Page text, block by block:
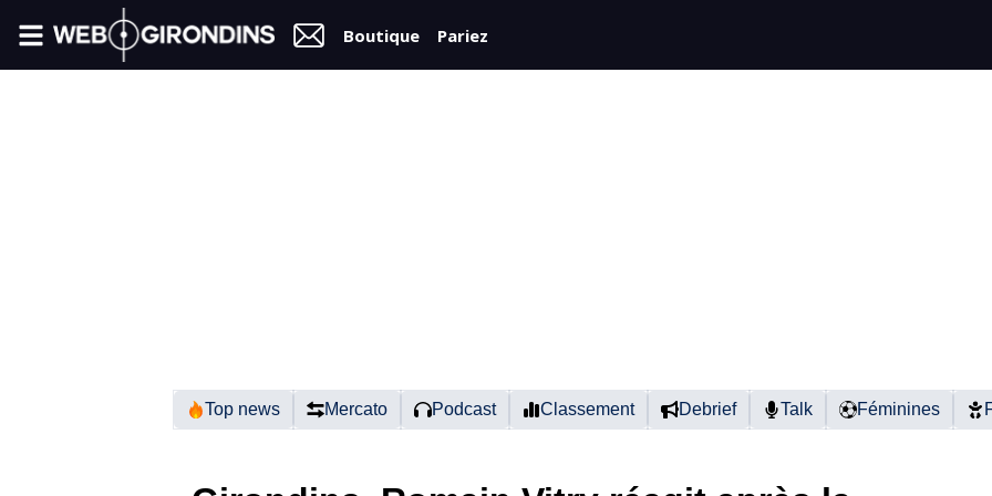
Boutique Pariez
Top news Mercato Podcast Classement Debrief Talk Féminines